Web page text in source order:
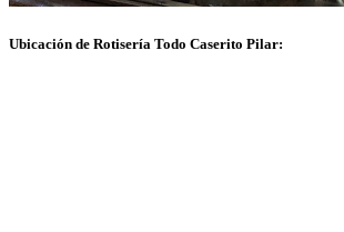
Ubicación de Rotisería Todo Caserito Pilar: